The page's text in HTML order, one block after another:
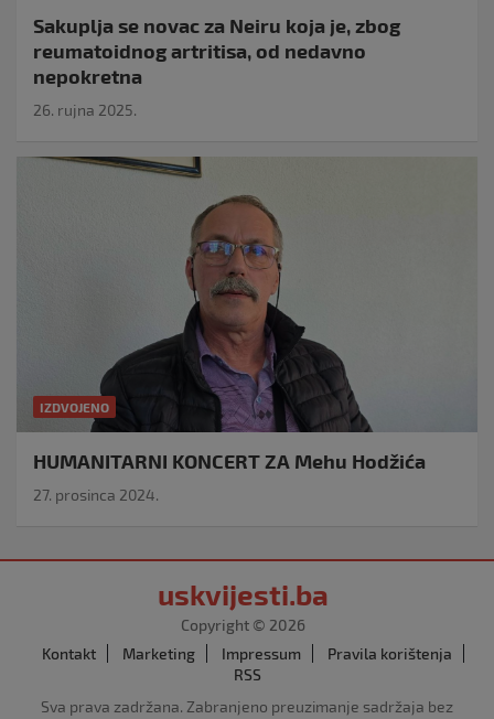
Sakuplja se novac za Neiru koja je, zbog
reumatoidnog artritisa, od nedavno
nepokretna
26. rujna 2025.
IZDVOJENO
HUMANITARNI KONCERT ZA Mehu Hodžića
27. prosinca 2024.
uskvijesti.ba
Copyright © 2026
Kontakt
Marketing Impressum
Pravila korištenja
RSS
Sva prava zadržana. Zabranjeno preuzimanje sadržaja bez